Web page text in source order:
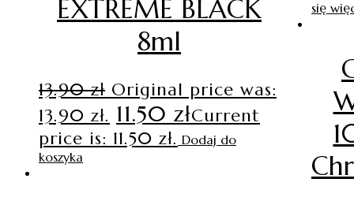
EXTREME BLACK
8ml
13.90zł Original price was:
13.90 zł. 11.50 złCurrent
price is: 11.50 zł. Dodaj do
koszyka
się